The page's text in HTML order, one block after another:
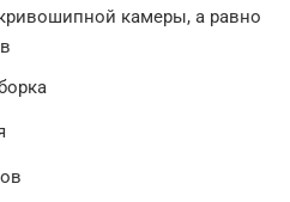
камеры, а равно